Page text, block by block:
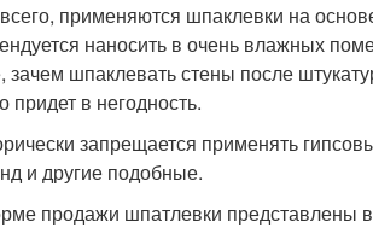
применяются шпаклевки на
наносить в очень влажных
зачем шпаклевать стены после
придет в негодность.
запрещается применять
и другие подобные.
продажи шпатлевки представлены в